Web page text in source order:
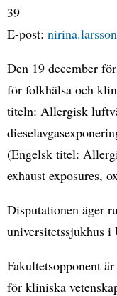
39
E-post:
Den 19 december
för folkhälsa och
titeln: Allergisk
(Engelsk titel:
exhaust exposures,
Disputationen äger
universitetssjukhus i
Fakultetsopponent
för kliniska